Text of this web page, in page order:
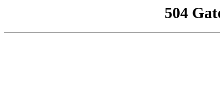
504